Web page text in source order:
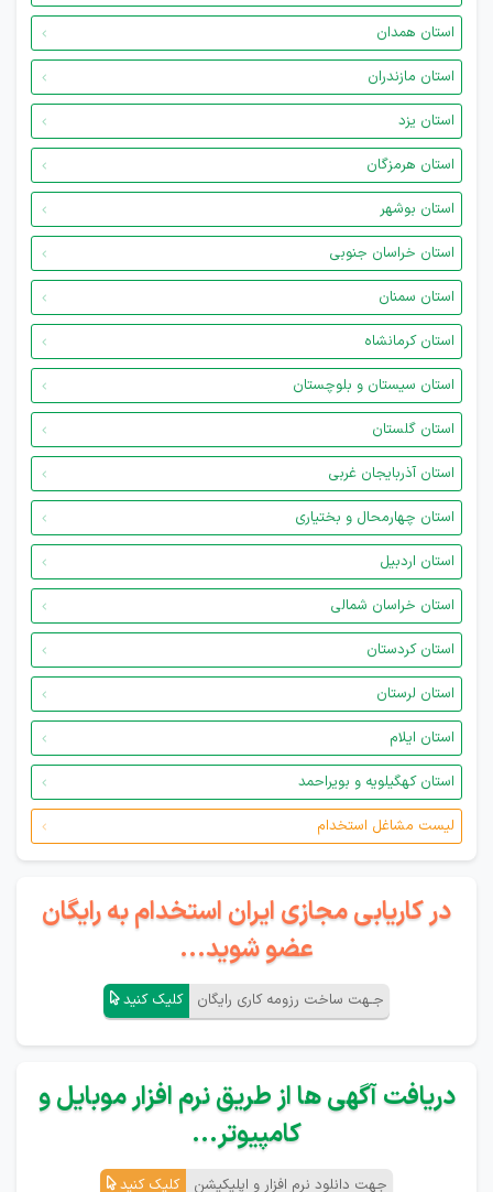
استان همدان
استان مازندران
استان یزد
استان هرمزگان
استان بوشهر
استان خراسان جنوبی
استان سمنان
استان کرمانشاه
استان سیستان و بلوچستان
استان گلستان
استان آذربایجان غربی
استان چهارمحال و بختیاری
استان اردبیل
استان خراسان شمالی
استان کردستان
استان لرستان
استان ایلام
استان کهگیلویه و بویراحمد
لیست مشاغل استخدام
در کاریابی مجازی ایران استخدام به رایگان
عضو شوید...
جـهت ساخت رزومه کاری رایگان کلیک کنید
دریافت آگهی ها از طریق نرم افزار موبایل و
کامپیوتر...
جهت دانلود نرم افزار و اپلیکیشن کلیک کنید